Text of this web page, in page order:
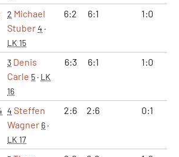
2 Michael
Stuber4 ·
LK 15
6:2 6:1 1:0
3 Denis
Carle 5· LK
16
6:3 6:1 1:0
4 Steffen
Wagner 6·
LK 17
2:6 2:6 0:1